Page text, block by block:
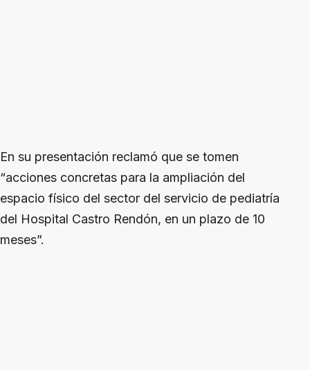
En su presentación reclamó que se tomen
“acciones concretas para la ampliación del
espacio físico del sector del servicio de pediatría
del Hospital Castro Rendón, en un plazo de 10
meses”.